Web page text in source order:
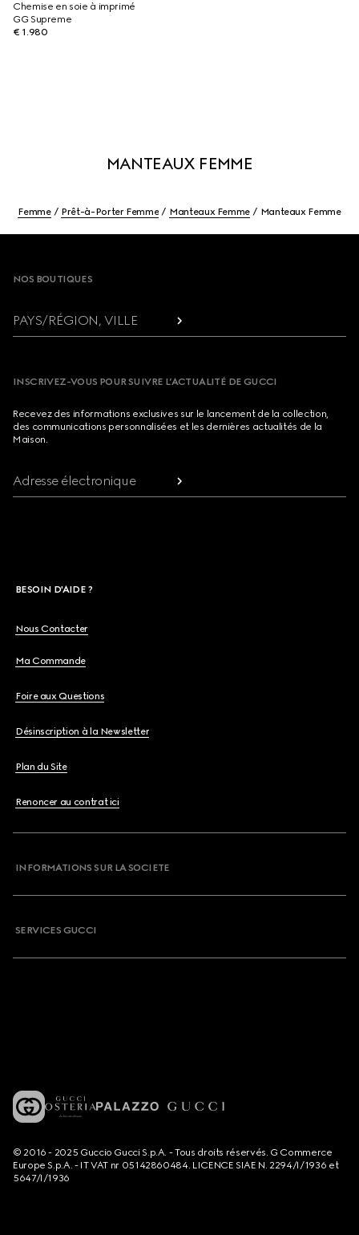
Chemise en soie à imprimé
GG Supreme
€ 1.980
MANTEAUX FEMME
Femme Prêt-à-Porter Femme Manteaux Femme Manteaux Femme
NOS BOUTIQUES
PAYS/RÉGION, VILLE
INSCRIVEZ-VOUS POUR SUIVRE L’ACTUALITÉ DE GUCCI
Recevez des informations exclusives sur le lancement de la collection,
des communications personnalisées et les dernières actualités de la
Maison.
Adresse électronique
BESOIN D'AIDE ?
Nous Contacter
Ma Commande
Foire aux Questions
Désinscription à la Newsletter
Plan du Site
Renoncer au contrat ici
INFORMATIONS SUR LA SOCIETE
SERVICES GUCCI
© 2016 - 2025 Guccio Gucci S.p.A. - Tous droits réservés. G Commerce
Europe S.p.A. - IT VAT nr 05142860484. LICENCE SIAE N. 2294/I/1936 et
5647/I/1936